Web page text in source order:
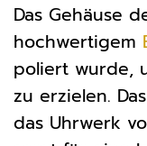
Das Gehäuse
hochwertigem
poliert wurde,
zu erzielen.
das Uhrwerk